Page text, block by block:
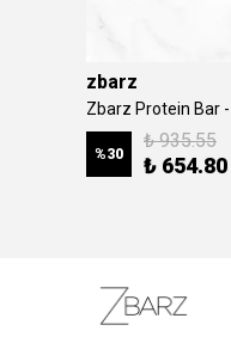
zbarz
Zbarz Protein Bar
%30
₺ 935.55
₺ 654.80